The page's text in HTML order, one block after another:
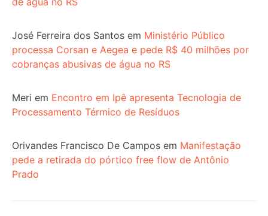
José Ferreira dos Santos em Ministério Público
processa Corsan e Aegea e pede R$ 40 milhões por
cobranças abusivas de água no RS
Meri em Encontro em Ipê apresenta Tecnologia de
Processamento Térmico de Resíduos
Orivandes Francisco De Campos em Manifestação
pede a retirada do pórtico free flow de Antônio
Prado